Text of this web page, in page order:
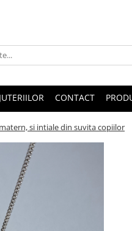
CONTACT
si intiale din suvita copiilor